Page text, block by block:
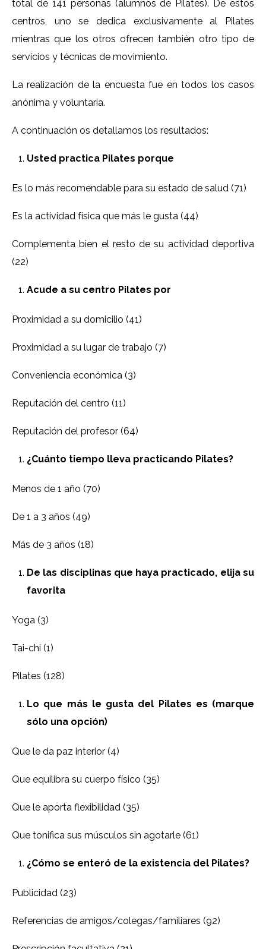
total de 141 personas (alumnos de Pilates). De estos
centros, uno se dedica exclusivamente al Pilates
mientras que los otros ofrecen también otro tipo de
servicios y técnicas de movimiento.
La realización de la encuesta fue en todos los casos
anónima y voluntaria.
A continuación os detallamos los resultados:
Usted practica Pilates porque
Es lo más recomendable para su estado de salud (71)
Es la actividad física que más le gusta (44)
Complementa bien el resto de su actividad deportiva
(22)
Acude a su centro Pilates por
Proximidad a su domicilio (41)
Proximidad a su lugar de trabajo (7)
Conveniencia económica (3)
Reputación del centro (11)
Reputación del profesor (64)
¿Cuánto tiempo lleva practicando Pilates?
Menos de 1 año (70)
De 1 a 3 años (49)
Más de 3 años (18)
De las disciplinas que haya practicado, elija su
favorita
Yoga (3)
Tai-chi (1)
Pilates (128)
Lo que más le gusta del Pilates es (marque
sólo una opción)
Que le da paz interior (4)
Que equilibra su cuerpo físico (35)
Que le aporta flexibilidad (35)
Que tonifica sus músculos sin agotarle (61)
¿Cómo se enteró de la existencia del Pilates?
Publicidad (23)
Referencias de amigos/colegas/familiares (92)